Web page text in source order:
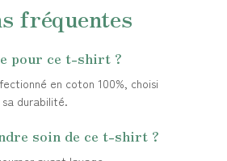
fréquentes
pour ce t-shirt ?
en coton 100%, choisi
durabilité.
soin de ce t-shirt ?